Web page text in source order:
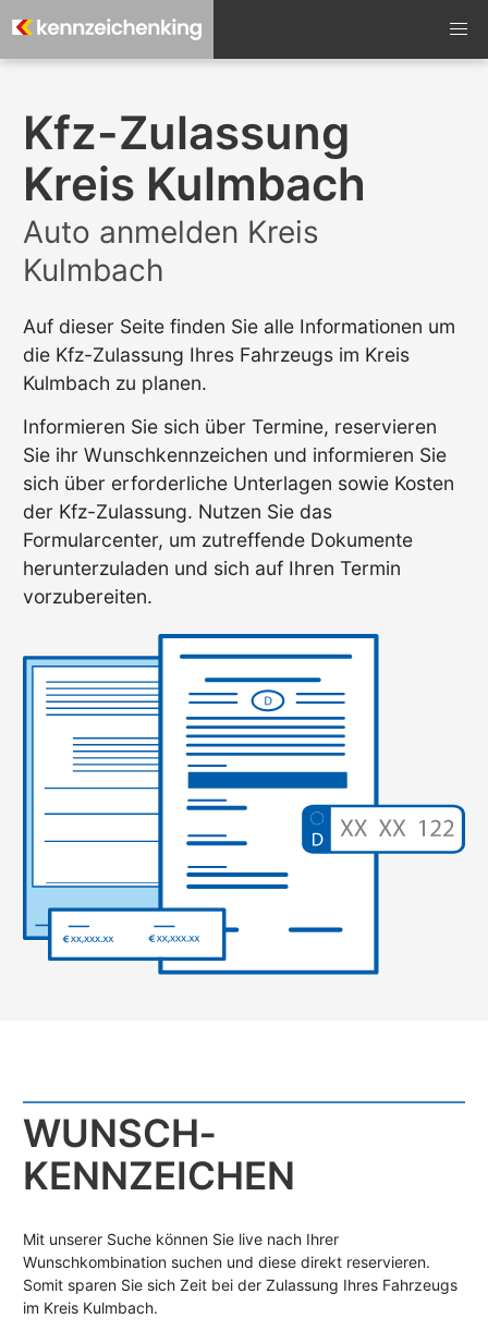
Kfz-Zulassung
Kreis Kulmbach
Auto anmelden Kreis
Kulmbach
Auf dieser Seite finden Sie alle Informationen um
die Kfz-Zulassung Ihres Fahrzeugs im Kreis
Kulmbach zu planen.
Informieren Sie sich über Termine, reservieren
Sie ihr Wunschkennzeichen und informieren Sie
sich über erforderliche Unterlagen sowie Kosten
der Kfz-Zulassung. Nutzen Sie das
Formularcenter, um zutreffende Dokumente
herunterzuladen und sich auf Ihren Termin
vorzubereiten.
WUNSCH­
KENNZEICHEN
Mit unserer Suche können Sie live nach Ihrer
Wunschkombination suchen und diese direkt reservieren.
Somit sparen Sie sich Zeit bei der Zulassung Ihres Fahrzeugs
im Kreis Kulmbach.